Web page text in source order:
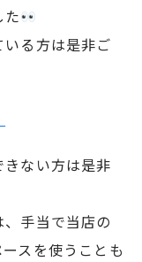
る方は是非ご
ない方は是非
手当で当店の
スを使うことも